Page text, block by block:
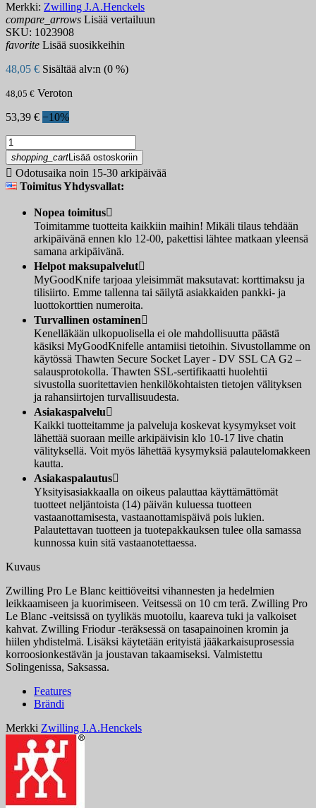
Merkki: Zwilling J.A.Henckels
compare_arrows Lisää vertailuun
SKU: 1023908
favorite Lisää suosikkeihin
48,05 € Sisältää alv:n (0 %)
48,05 € Veroton
53,39 € −10%
shopping_cartLisää ostoskoriin
 Odotusaika noin 15-30 arkipäivää
Toimitus Yhdysvallat:
Nopea toimitus
Toimitamme tuotteita kaikkiin maihin! Mikäli tilaus tehdään
arkipäivänä ennen klo 12-00, pakettisi lähtee matkaan yleensä
samana arkipäivänä.
Helpot maksupalvelut
MyGoodKnife tarjoaa yleisimmät maksutavat: korttimaksu ja
tilisiirto. Emme tallenna tai säilytä asiakkaiden pankki- ja
luottokorttien numeroita.
Turvallinen ostaminen
Kenelläkään ulkopuolisella ei ole mahdollisuutta päästä
käsiksi MyGoodKnifelle antamiisi tietoihin. Sivustollamme on
käytössä Thawten Secure Socket Layer - DV SSL CA G2 –
salausprotokolla. Thawten SSL-sertifikaatti huolehtii
sivustolla suoritettavien henkilökohtaisten tietojen välityksen
ja rahansiirtojen turvallisuudesta.
Asiakaspalvelu
Kaikki tuotteitamme ja palveluja koskevat kysymykset voit
lähettää suoraan meille arkipäivisin klo 10-17 live chatin
välityksellä. Voit myös lähettää kysymyksiä palautelomakkeen
kautta.
Asiakaspalautus
Yksityisasiakkaalla on oikeus palauttaa käyttämättömät
tuotteet neljäntoista (14) päivän kuluessa tuotteen
vastaanottamisesta, vastaanottamispäivä pois lukien.
Palautettavan tuotteen ja tuotepakkauksen tulee olla samassa
kunnossa kuin sitä vastaanotettaessa.
Kuvaus
Zwilling Pro Le Blanc keittiöveitsi vihannesten ja hedelmien
leikkaamiseen ja kuorimiseen. Veitsessä on 10 cm terä. Zwilling Pro
Le Blanc -veitsissä on tyylikäs muotoilu, kaareva tuki ja valkoiset
kahvat. Zwilling Friodur -teräksessä on tasapainoinen kromin ja
hiilen yhdistelmä. Lisäksi käytetään erityistä jääkarkaisuprosessia
korroosionkestävän ja joustavan takaamiseksi. Valmistettu
Solingenissa, Saksassa.
Features
Brändi
Merkki Zwilling J.A.Henckels